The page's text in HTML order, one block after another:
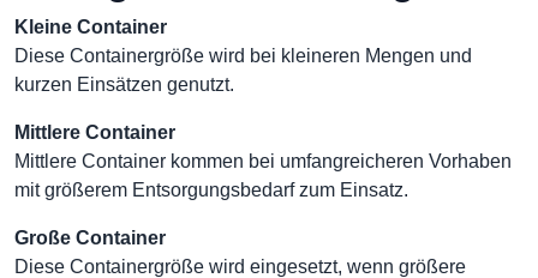
Kleine Container
Diese Containergröße wird bei kleineren Mengen und
kurzen Einsätzen genutzt.
Mittlere Container
Mittlere Container kommen bei umfangreicheren Vorhaben
mit größerem Entsorgungsbedarf zum Einsatz.
Große Container
Diese Containergröße wird eingesetzt, wenn größere